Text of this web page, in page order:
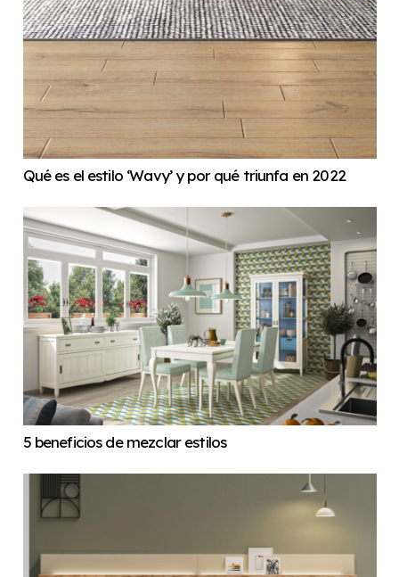
Qué es el estilo ‘Wavy’ y por qué triunfa en 2022
5 beneficios de mezclar estilos